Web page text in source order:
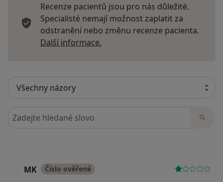
Recenze pacientů jsou pro nás důležité.
Specialisté nemají možnost zaplatit za
odstranění nebo změnu recenze pacienta.
Další informace.
Hledejte v názorech
MK Číslo ověřené